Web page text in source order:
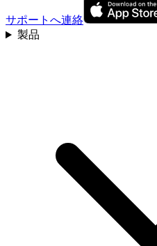
サポートへ連絡
製品